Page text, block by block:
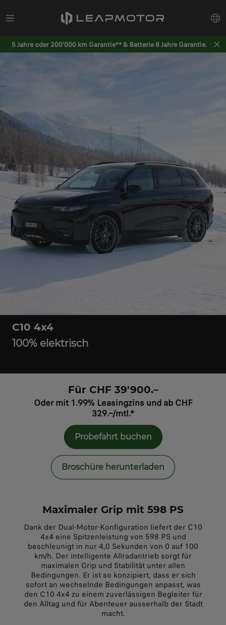
5 Jahre oder 200'000 km Garantie** & Batterie 8 Jahre Garantie.
C10 4x4
100% elektrisch
Für CHF 39'900.–
Oder mit 1.99% Leasingzins und ab CHF
329.–/mtl.*
Probefahrt buchen
Broschüre herunterladen
Maximaler Grip mit 598 PS
Dank der Dual-Motor-Konfiguration liefert der C10
4x4 eine Spitzenleistung von 598 PS und
beschleunigt in nur 4,0 Sekunden von 0 auf 100
km/h. Der intelligente Allradantrieb sorgt für
maximalen Grip und Stabilität unter allen
Bedingungen. Er ist so konzipiert, dass er sich
sofort an wechselnde Bedingungen anpasst, was
den C10 4x4 zu einem zuverlässigen Begleiter für
den Alltag und für Abenteuer ausserhalb der Stadt
macht.